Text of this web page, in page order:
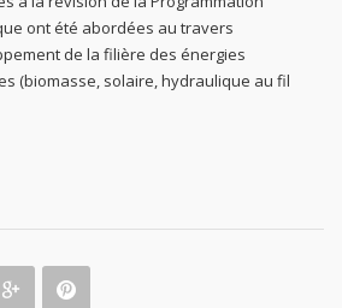
ont été abordées au travers
de la filière des énergies
(biomasse, solaire, hydraulique au fil